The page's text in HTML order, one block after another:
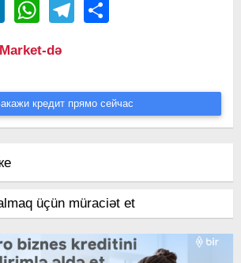
LinkedIn WhatsAppTelegram
də
кредит прямо сейчас
üçün müraciət et